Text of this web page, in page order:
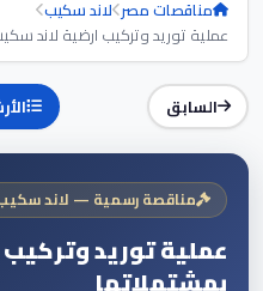
مناقصات مصر لاند سكيب
عملية توريد وتركيب ارضية لاند
السابق
مناقصة رسمية — لاند
عملية توريد